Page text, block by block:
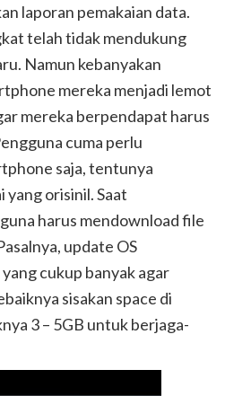
laporan pemakaian data.
telah tidak mendukung
Namun kebanyakan
mereka menjadi lemot
mereka berpendapat harus
cuma perlu
saja, tentunya
yang orisinil. Saat
harus mendownload file
update OS
cukup banyak agar
sisakan space di
3 – 5GB untuk berjaga-